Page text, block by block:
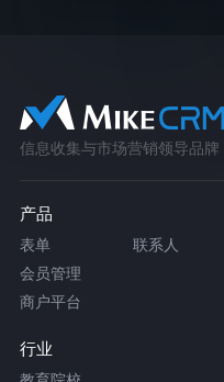
信息收集与市场营销领导品牌
产品
表单 联系人
会员管理
商户平台
行业